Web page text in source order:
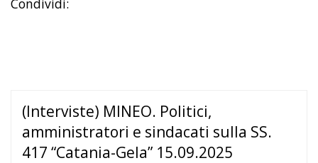
Condividi:
(Interviste) MINEO. Politici,
amministratori e sindacati sulla SS.
417 “Catania-Gela” 15.09.2025